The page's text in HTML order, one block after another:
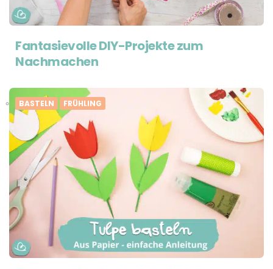
Fantasievolle DIY-Projekte zum
Nachmachen
BASTELN FRÜHLING